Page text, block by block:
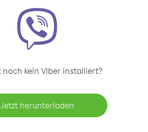
noch kein Viber installiert?
Jetzt herunterladen